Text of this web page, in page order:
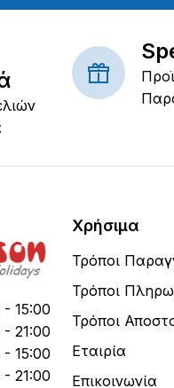
- 15:00
- 21:00
- 15:00
- 21:00
Χρήσιμα
Τρόποι
Τρόποι
Τρόποι
Εταιρία
Επικοινωνία